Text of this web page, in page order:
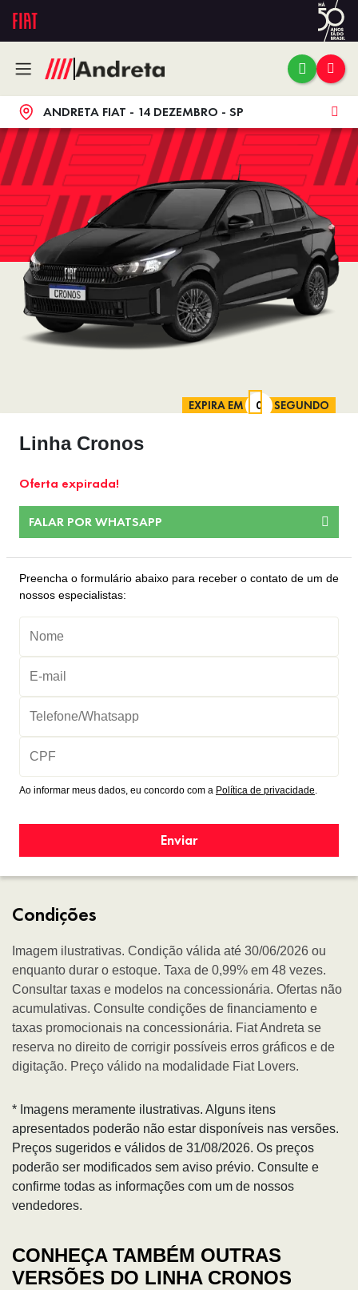
ANDRETA FIAT - 14 DEZEMBRO - SP
Condições
Imagem ilustrativas. Condição válida até 30/06/2026 ou
enquanto durar o estoque. Taxa de 0,99% em 48 vezes.
Consultar taxas e modelos na concessionária. Ofertas não
acumulativas. Consulte condições de financiamento e
taxas promocionais na concessionária. Fiat Andreta se
reserva no direito de corrigir possíveis erros gráficos e de
digitação. Preço válido na modalidade Fiat Lovers.
* Imagens meramente ilustrativas. Alguns itens
apresentados poderão não estar disponíveis nas versões.
Preços sugeridos e válidos de 31/08/2026. Os preços
poderão ser modificados sem aviso prévio. Consulte e
confirme todas as informações com um de nossos
vendedores.
EXPIRA EM SEGUNDO
Linha Cronos
Oferta expirada!
FALAR POR WHATSAPP
Preencha o formulário abaixo para receber o contato de um de
nossos especialistas:
Ao informar meus dados, eu concordo com a Política de privacidade.
Enviar
CONHEÇA TAMBÉM OUTRAS
VERSÕES DO LINHA CRONOS